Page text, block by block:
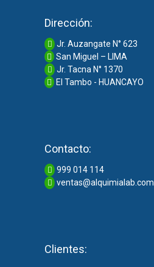
Dirección:
Jr. Auzangate N° 623
San Miguel – LIMA
Jr. Tacna N° 1370
El Tambo - HUANCAYO
Contacto:
999 014 114
ventas@alquimialab.com
Clientes: